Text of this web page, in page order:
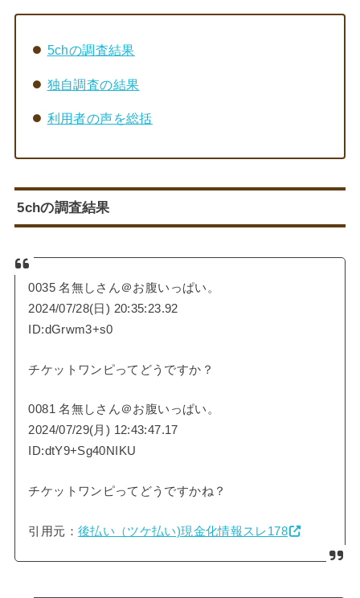
5chの調査結果
独自調査の結果
利用者の声を総括
5chの調査結果
0035 名無しさん＠お腹いっぱい。
2024/07/28(日) 20:35:23.92
ID:dGrwm3+s0
チケットワンピってどうですか？
0081 名無しさん＠お腹いっぱい。
2024/07/29(月) 12:43:47.17
ID:dtY9+Sg40NIKU
チケットワンピってどうですかね？
引用元： 後払い（ツケ払い)現金化情報スレ178